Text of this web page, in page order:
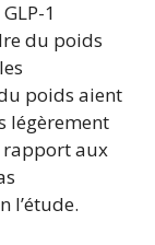
1
du poids
poids aient
légèrement
rapport aux
l’étude.